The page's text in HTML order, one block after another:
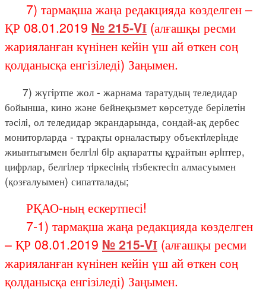
7) тармақша жаңа редакцияда көзделген –
ҚР 08.01.2019 № 215-VІ (алғашқы ресми
жарияланған күнінен кейін үш ай өткен соң
қолданысқа енгізіледі) Заңымен.
7) жүгiртпе жол - жарнама таратудың теледидар
бойынша, кино және бейнеқызмет көрсетуде берiлетiн
тәсiлi, ол теледидар экрандарында, сондай-ақ дербес
мониторларда - тұрақты орналастыру объектiлерiнде
жиынтығымен белгiлi бiр ақпаратты құрайтын әрiптер,
цифрлар, белгiлер тiркесiнiң тiзбектесiп алмасуымен
(қозғалуымен) сипатталады;
РҚАО-ның ескертпесі!
7-1) тармақша жаңа редакцияда көзделген
– ҚР 08.01.2019 № 215-VІ (алғашқы ресми
жарияланған күнінен кейін үш ай өткен соң
қолданысқа енгізіледі) Заңымен.